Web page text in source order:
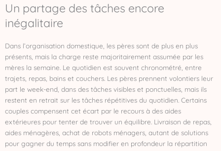
Un partage des tâches encore
inégalitaire
Dans l’organisation domestique, les pères sont de plus en plus
présents, mais la charge reste majoritairement assumée par les
mères la semaine. Le quotidien est souvent chronométré, entre
trajets, repas, bains et couchers. Les pères prennent volontiers leur
part le week-end, dans des tâches visibles et ponctuelles, mais ils
restent en retrait sur les tâches répétitives du quotidien. Certains
couples compensent cet écart par le recours à des aides
extérieures pour tenter de trouver un équilibre. Livraison de repas,
aides ménagères, achat de robots ménagers, autant de solutions
pour gagner du temps sans modifier en profondeur la répartition